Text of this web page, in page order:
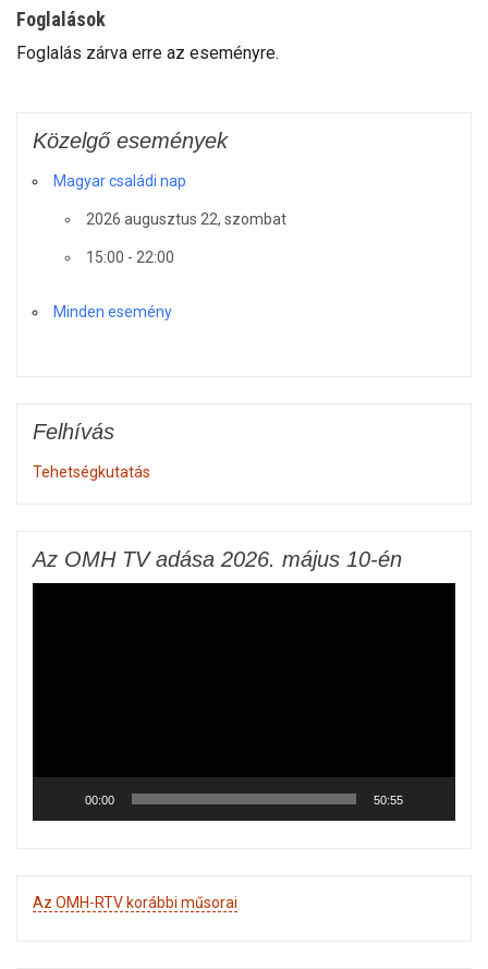
Foglalások
Foglalás zárva erre az eseményre.
Közelgő események
Magyar családi nap
2026 augusztus 22, szombat
15:00 - 22:00
Minden esemény
Felhívás
Tehetségkutatás
Az OMH TV adása 2026. május 10-én
00:00 50:55
Az OMH-RTV korábbi műsorai